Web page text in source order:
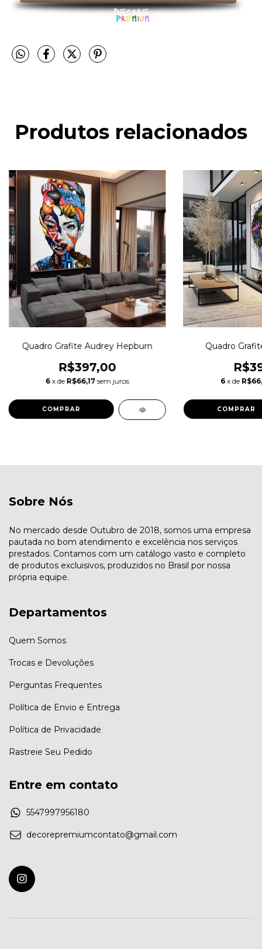
Produtos relacionados
Quadro Grafite Audrey Hepburn
R$397,00
6 x de R$66,17 sem juros
COMPRAR
Quadro
6 x de
COMPRAR
Sobre Nós
No mercado desde Outubro de 2018, somos uma empresa
pautada no bom atendimento e excelência nos serviços
prestados. Contamos com um catálogo vasto e completo
de produtos excluisivos, produzidos no Brasil por nossa
própria equipe.
Departamentos
Quem Somos
Trocas e Devoluções
Perguntas Frequentes
Política de Envio e Entrega
Política de Privacidade
Rastreie Seu Pedido
Entre em contato
5547997956180
decorepremiumcontato@gmail.com